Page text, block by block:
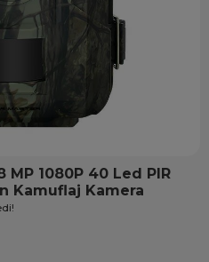
1080P 40 Led PIR
Kamuflaj Kamera